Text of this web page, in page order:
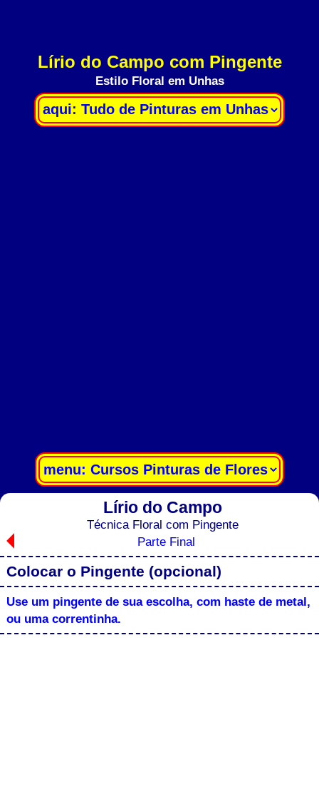
Lírio do Campo com Pingente
Estilo Floral em Unhas
Lírio do Campo
Técnica Floral com Pingente
Parte Final
Colocar o Pingente (opcional)
Use um pingente de sua escolha, com haste de metal,
ou uma correntinha.